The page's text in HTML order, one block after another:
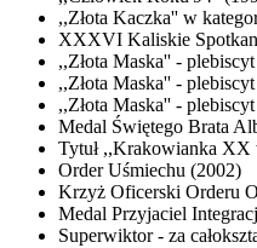
,,Złota Kaczka'' w
XXXVI Kaliskie
,,Złota Maska'' -
,,Złota Maska'' -
,,Złota Maska'' -
Medal Świętego Brata
Tytuł ,,Krakowianka XX
Order Uśmiechu (2002)
Krzyż Oficerski Orderu
Medal Przyjaciel
Superwiktor - za